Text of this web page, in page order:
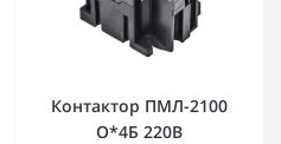
Контактор ПМЛ-2100
О*4Б 220В